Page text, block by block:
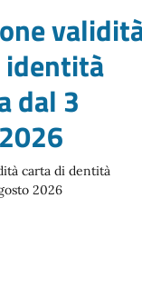
identità
dal 3
carta di dentità
2026